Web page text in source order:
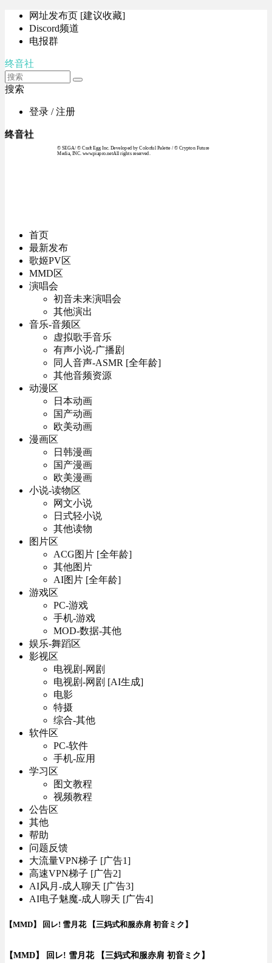
网址发布页 [建议收藏]
Discord频道
电报群
终音社
搜索
登录 / 注册
终音社
© SEGA / © Craft Egg Inc. Developed by Colorful Palette / © Crypton Future
Media, INC. www.piapro.netAll rights reserved.
首页
最新发布
歌姬PV区
MMD区
演唱会
初音未来演唱会
其他演出
音乐-音频区
虚拟歌手音乐
有声小说-广播剧
同人音声-ASMR [全年龄]
其他音频资源
动漫区
日本动画
国产动画
欧美动画
漫画区
日韩漫画
国产漫画
欧美漫画
小说-读物区
网文小说
日式轻小说
其他读物
图片区
ACG图片 [全年龄]
其他图片
AI图片 [全年龄]
游戏区
PC-游戏
手机-游戏
MOD-数据-其他
娱乐-舞蹈区
影视区
电视剧-网剧
电视剧-网剧 [AI生成]
电影
特摄
综合-其他
软件区
PC-软件
手机-应用
学习区
图文教程
视频教程
公告区
其他
帮助
问题反馈
大流量VPN梯子 [广告1]
高速VPN梯子 [广告2]
AI风月-成人聊天 [广告3]
AI电子魅魔-成人聊天 [广告4]
【MMD】 回レ! 雪月花 【三妈式和服赤肩 初音ミク】
【MMD】 回レ! 雪月花 【三妈式和服赤肩 初音ミク】